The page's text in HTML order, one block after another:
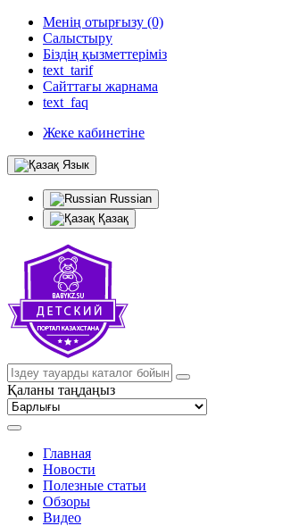
Менің отырғызу (0)
Салыстыру
Біздің қызметтеріміз
text_tarif
Сайттағы жарнама
text_faq
Жеке кабинетіне
Язык
Russian
Қазақ
Қаланы таңдаңыз
Главная
Новости
Полезные статьи
Обзоры
Видео